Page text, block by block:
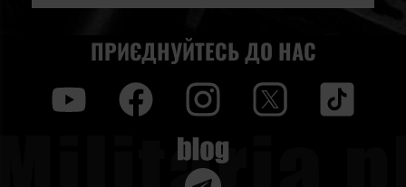
ПРИЄДНУЙТЕСЬ ДО НАС
Blog